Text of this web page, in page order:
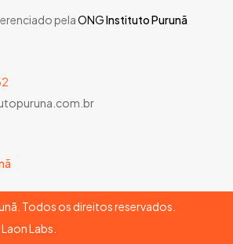
pelaONGInstituto Purunã
Todos os direitos reservados.
Laon Labs